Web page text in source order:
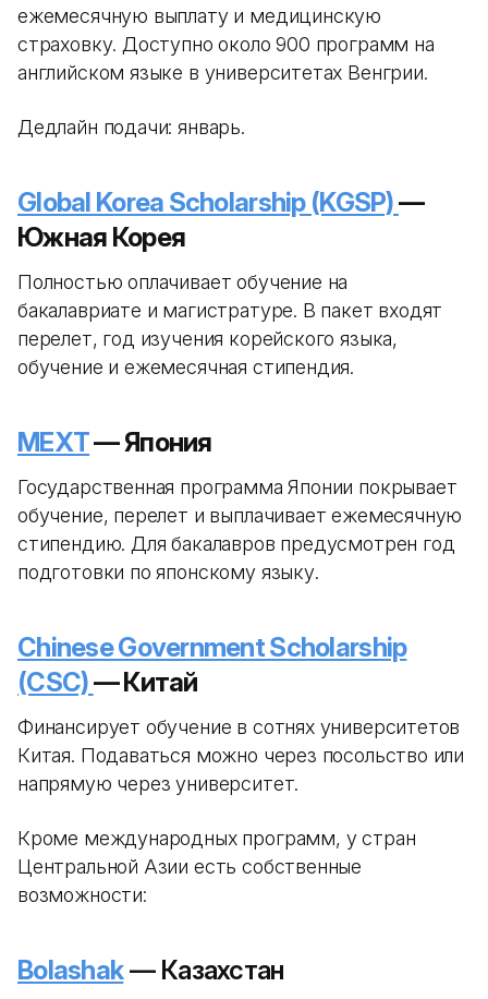
ежемесячную выплату и медицинскую
страховку. Доступно около 900 программ на
английском языке в университетах Венгрии.
Дедлайн подачи: январь.
Global Korea Scholarship (KGSP)—
Южная Корея
Полностью оплачивает обучение на
бакалавриате и магистратуре. В пакет входят
перелет, год изучения корейского языка,
обучение и ежемесячная стипендия.
MEXT— Япония
Государственная программа Японии покрывает
обучение, перелет и выплачивает ежемесячную
стипендию. Для бакалавров предусмотрен год
подготовки по японскому языку.
Chinese Government Scholarship
(CSC)— Китай
Финансирует обучение в сотнях университетов
Китая. Подаваться можно через посольство или
напрямую через университет.
Кроме международных программ, у стран
Центральной Азии есть собственные
возможности:
Bolashak— Казахстан